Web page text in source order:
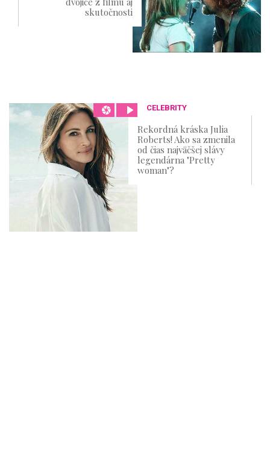
skutočnosti
CELEBRITY
Rekordná kráska Julia
Roberts! Ako sa zmenila
od čias najväčšej slávy
legendárna "Pretty
woman"?